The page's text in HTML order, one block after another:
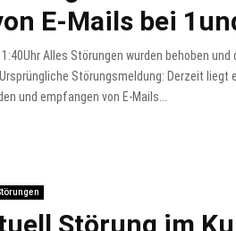
E-Mails bei
Alles Störungen wurden behoben
Störungsmeldung: Derzeit liegt
und empfangen von E-Mails...
Störung im